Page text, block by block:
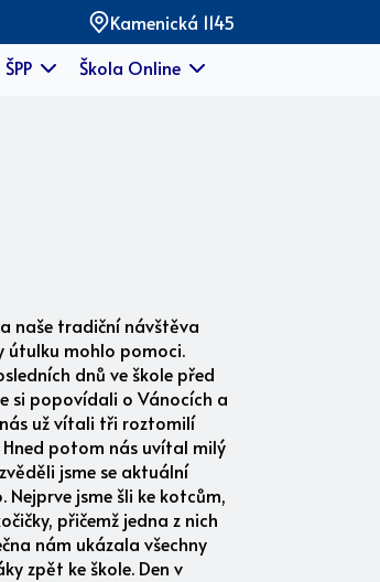
Kamenická 1145
ŠPP Škola Online
naše tradiční návštěva
útulku mohlo pomoci.
dnů ve škole před
si popovídali o Vánocích a
už vítali tři roztomilí
Hned potom nás uvítal milý
jsme se aktuální
jsme šli ke kotcům,
přičemž jedna z nich
nám ukázala všechny
zpět ke škole. Den v